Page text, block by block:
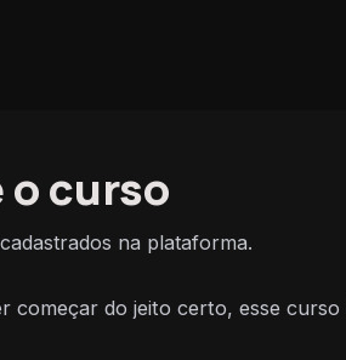
o curso
na plataforma.
começar do jeito certo, esse curso